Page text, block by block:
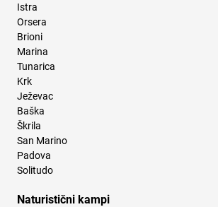
Istra
Orsera
Brioni
Marina
Tunarica
Krk
Ježevac
Baška
Škrila
San Marino
Padova
Solitudo
Naturistični kampi